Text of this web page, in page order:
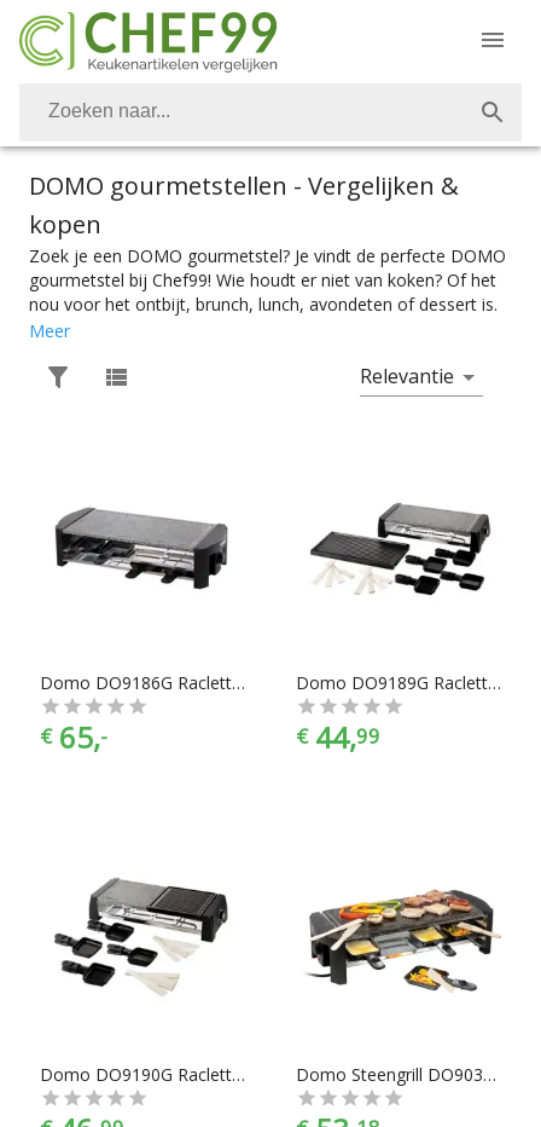
DOMO gourmetstellen - Vergelijken &
kopen
Zoek je een DOMO gourmetstel? Je vindt de perfecte DOMO
gourmetstel bij Chef99! Wie houdt er niet van koken? Of het
nou voor het ontbijt, brunch, lunch, avondeten of dessert is.
Vanzelfsprekend is het belangrijk om over de juiste
gourmetstellen vind je bij Chef99. Voor de perfecte
gezamenlijke mini maaltijd heb je natuurlijk het perfecte
makkelijk wat je nodig hebt bij Chef99. En dat alles onder het
mom: “Gemak dient de chef”. Gourmetstellen zijn er te vinden
in alle prijscategorieën, voor ieder is er wel wat wils. En met
ook nog eens de juiste kleurselectie vind je de kleur die het
beste bij jouw keukeninrichting past.
Meer
Relevantie
Domo DO9186G Raclette & Steengrill
€ 65,-
Domo DO9189G Raclette & Steengrill
€ 44,99
Domo DO9190G Raclette & Steengrill Domo Steengrill DO9039G elektrische bakplaat